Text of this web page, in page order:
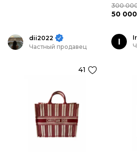
300
50
dii2022
Частный продавец
41
I